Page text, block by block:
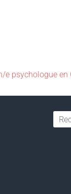
e psychologue en